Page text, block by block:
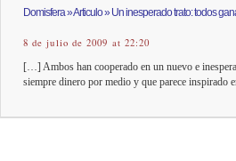
Domisfera » Articulo » Un inesperado trato: todos
8 de julio de 2009 at 22:20
[…] Ambos han cooperado en un nuevo e
siempre dinero por medio y que parece